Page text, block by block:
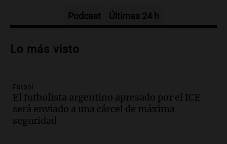
Audio.Haldo evalúa su participación en
zonas cálidas y frías
Audio.
aún no define su participación mientras
se negocian zonas frías y cálidas
Panorama Federal
Podcast Últimas 24 h
Lo más visto
Fútbol
El futbolista argentino apresado por el ICE
será enviado a una cárcel de máxima
seguridad